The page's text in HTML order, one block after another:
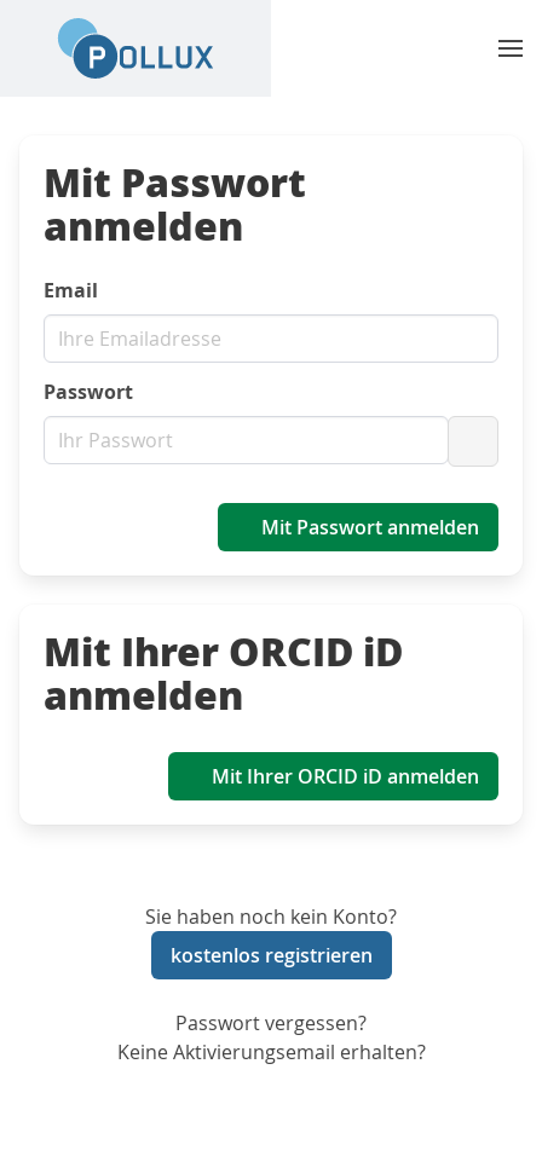
Mit Passwort
anmelden
Email
Passwort
Mit Passwort anmelden
Mit Ihrer ORCID iD
anmelden
Mit Ihrer ORCID iD anmelden
Sie haben noch kein Konto?
kostenlos registrieren
Passwort vergessen?
Keine Aktivierungsemail erhalten?